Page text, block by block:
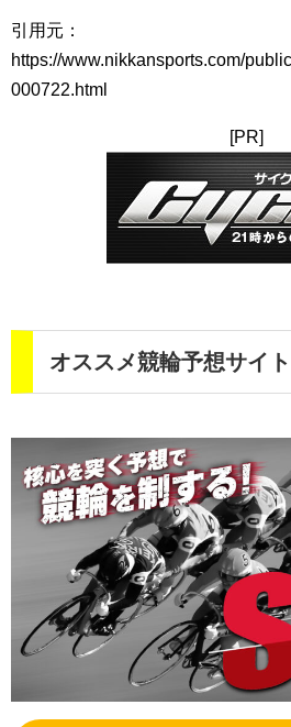
引用元：
https://www.nikkansports.com/
000722.html
[PR]
オススメ競輪予想サイト